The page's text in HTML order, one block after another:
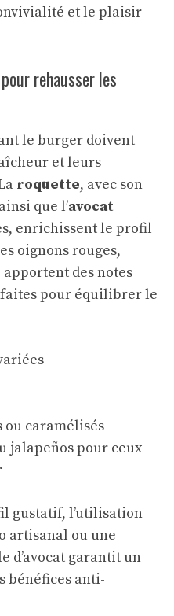
et le plaisir
rehausser les
le burger doivent
et leurs
roquette, avec son
que l’avocat
enrichissent le profil
oignons rouges,
des notes
pour équilibrer le
ou caramélisés
jalapeños pour ceux
gustatif, l’utilisation
artisanal ou une
d’avocat garantit un
bénéfices anti-